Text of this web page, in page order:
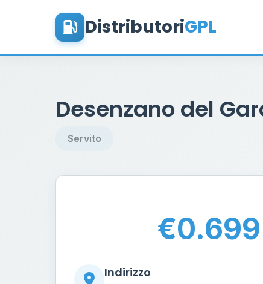
DistributoriGPL
Desenzano del
Servito
€0.699
Indirizzo